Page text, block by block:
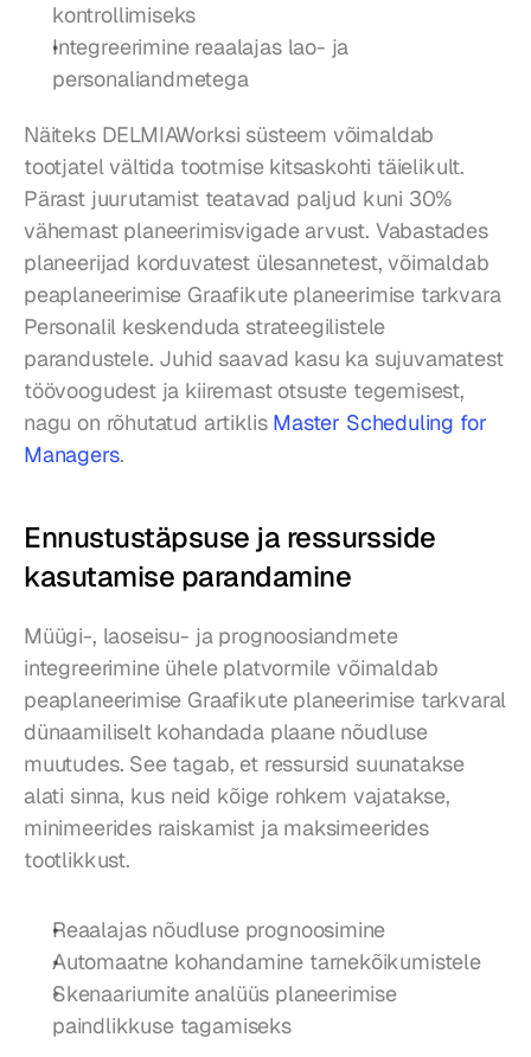
kontrollimiseks
Integreerimine reaalajas lao- ja
personaliandmetega
Näiteks DELMIAWorksi süsteem võimaldab
tootjatel vältida tootmise kitsaskohti täielikult.
Pärast juurutamist teatavad paljud kuni 30%
vähemast planeerimisvigade arvust. Vabastades
planeerijad korduvatest ülesannetest, võimaldab
peaplaneerimise Graafikute planeerimise tarkvara
Personalil keskenduda strateegilistele
parandustele. Juhid saavad kasu ka sujuvamatest
töövoogudest ja kiiremast otsuste tegemisest,
nagu on rõhutatud artiklis Master Scheduling for
Managers.
Ennustustäpsuse ja ressursside
kasutamise parandamine
Müügi-, laoseisu- ja prognoosiandmete
integreerimine ühele platvormile võimaldab
peaplaneerimise Graafikute planeerimise tarkvaral
dünaamiliselt kohandada plaane nõudluse
muutudes. See tagab, et ressursid suunatakse
alati sinna, kus neid kõige rohkem vajatakse,
minimeerides raiskamist ja maksimeerides
tootlikkust.
Reaalajas nõudluse prognoosimine
Automaatne kohandamine tarnekõikumistele
Skenaariumite analüüs planeerimise
paindlikkuse tagamiseks